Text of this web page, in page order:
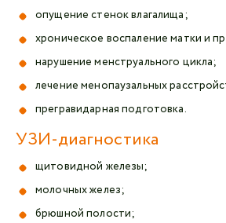
опущение стенок влагалища;
хроническое воспаление матки и
нарушение менструального цикла;
лечение менопаузальных
прегравидарная подготовка.
УЗИ-диагностика
щитовидной железы;
молочных желез;
брюшной полости;